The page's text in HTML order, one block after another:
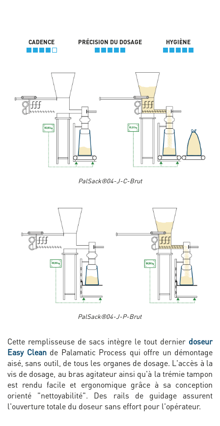
CADENCE PRÉCISION DU DOSAGE HYGIÈNE
PalSack®04-J-C-Brut
PalSack®04-J-P-Brut
Cette remplisseuse de sacs intègre le tout dernier doseur
Easy Cleande Palamatic Process qui offre un démontage
aisé, sans outil, de tous les organes de dosage. L'accès à la
vis de dosage, au bras agitateur ainsi qu'à la trémie tampon
est rendu facile et ergonomique grâce à sa conception
orienté "nettoyabilité". Des rails de guidage assurent
l'ouverture totale du doseur sans effort pour l'opérateur.